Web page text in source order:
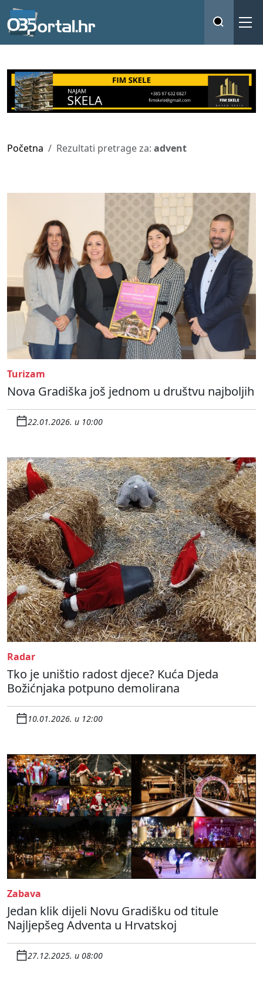
Početna Rezultati pretrage za: advent
Turizam
Nova Gradiška još jednom u društvu najboljih
22.01.2026. u 10:00
Radar
Tko je uništio radost djece? Kuća Djeda
Božićnjaka potpuno demolirana
10.01.2026. u 12:00
Zabava
Jedan klik dijeli Novu Gradišku od titule
Najljepšeg Adventa u Hrvatskoj
27.12.2025. u 08:00